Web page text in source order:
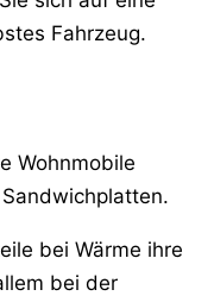
Fahrzeug.
Wohnmobile
bei Wärme ihre
bei der